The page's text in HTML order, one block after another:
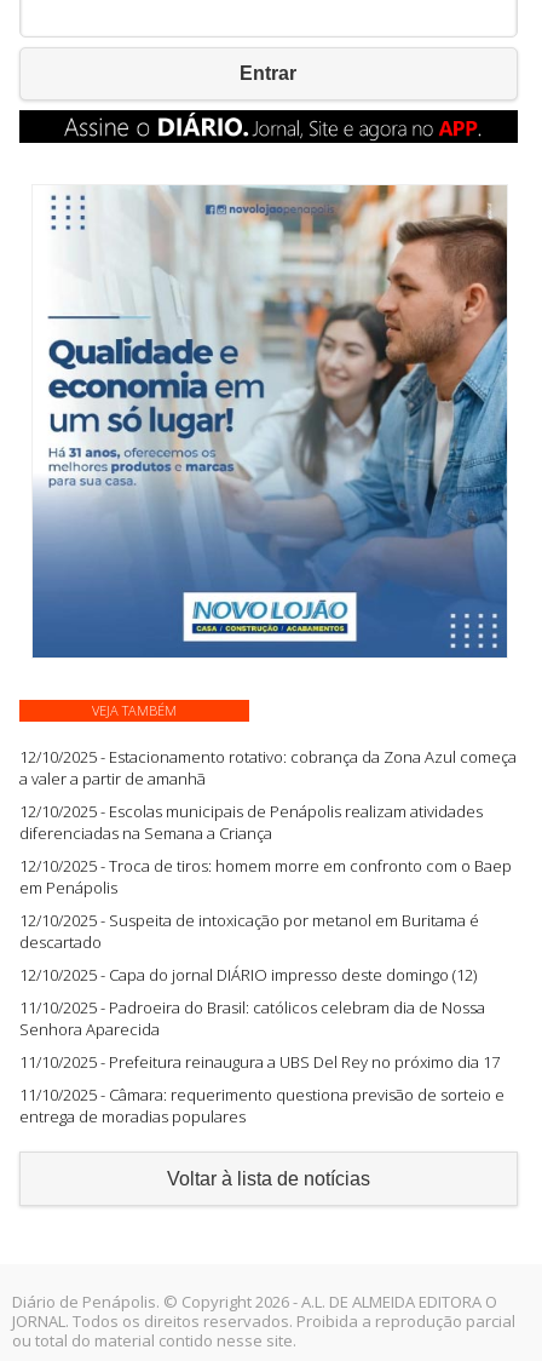
Entrar
VEJA TAMBÉM
12/10/2025 - Estacionamento rotativo: cobrança da Zona Azul começa
a valer a partir de amanhã
12/10/2025 - Escolas municipais de Penápolis realizam atividades
diferenciadas na Semana a Criança
12/10/2025 - Troca de tiros: homem morre em confronto com o Baep
em Penápolis
12/10/2025 - Suspeita de intoxicação por metanol em Buritama é
descartado
12/10/2025 - Capa do jornal DIÁRIO impresso deste domingo (12)
11/10/2025 - Padroeira do Brasil: católicos celebram dia de Nossa
Senhora Aparecida
11/10/2025 - Prefeitura reinaugura a UBS Del Rey no próximo dia 17
11/10/2025 - Câmara: requerimento questiona previsão de sorteio e
entrega de moradias populares
Voltar à lista de notícias
Diário de Penápolis. © Copyright 2026 - A.L. DE ALMEIDA EDITORA O
JORNAL. Todos os direitos reservados. Proibida a reprodução parcial
ou total do material contido nesse site.